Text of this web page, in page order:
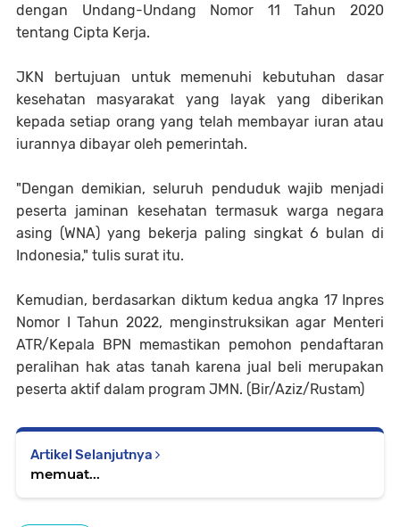
dengan Undang-Undang Nomor 11 Tahun 2020
tentang Cipta Kerja.
JKN bertujuan untuk memenuhi kebutuhan dasar
kesehatan masyarakat yang layak yang diberikan
kepada setiap orang yang telah membayar iuran atau
iurannya dibayar oleh pemerintah.
"Dengan demikian, seluruh penduduk wajib menjadi
peserta jaminan kesehatan termasuk warga negara
asing (WNA) yang bekerja paling singkat 6 bulan di
Indonesia," tulis surat itu.
Kemudian, berdasarkan diktum kedua angka 17 Inpres
Nomor I Tahun 2022, menginstruksikan agar Menteri
ATR/Kepala BPN memastikan pemohon pendaftaran
peralihan hak atas tanah karena jual beli merupakan
peserta aktif dalam program JMN. (Bir/Aziz/Rustam)
Artikel Selanjutnya
memuat...